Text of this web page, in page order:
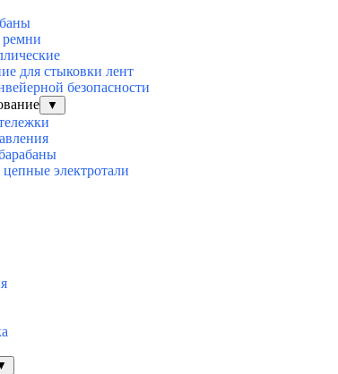
для стыковки лент
безопасности
▼
электротали